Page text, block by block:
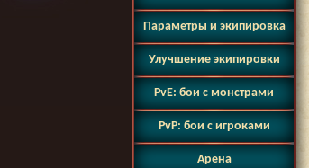
Параметры и экипировка
Улучшение экипировки
PvE: бои с монстрами
PvP: бои с игроками
Арена